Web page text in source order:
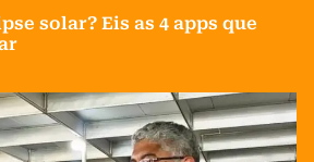
solar? Eis as 4 apps que